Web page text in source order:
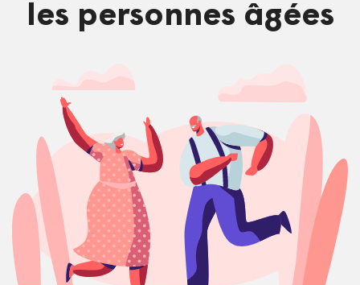
les personnes âgées